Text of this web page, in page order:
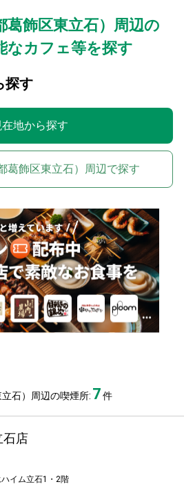
葛飾区東立石）周辺の
なカフェ等を探す
探す
地から探す
葛飾区東立石）周辺で探す
石）周辺の喫煙所: 7件
石店
イム立石1・2階